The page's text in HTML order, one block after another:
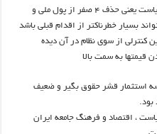
اکنون نظام درحال ورود به گام بعدی این سیاست یعنی حذف ۴ صفر از پول ملی و
بسیار خطرناکتر از اقدام قبلی باشد
کنترلی از سوی نظام در آن دیده
قیمتها به سمت بالا
استثمار قشر حقوق بگیر و ضعیف
بود.
، اقتصاد و فرهنگ جامعه ایران